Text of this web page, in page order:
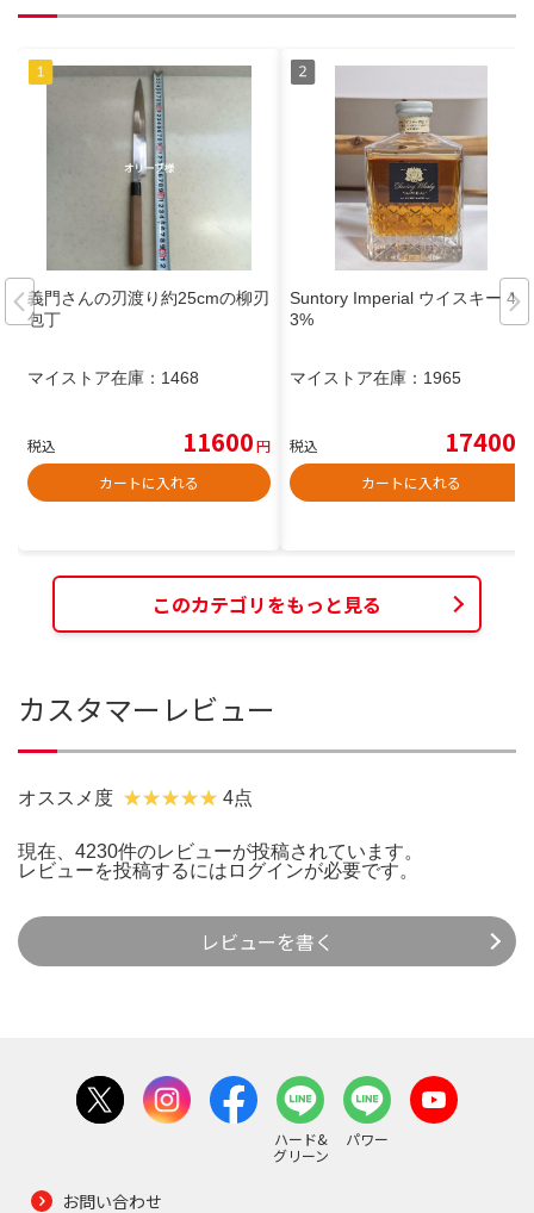
義門さんの刃渡り約25cmの柳刃
包丁
マイストア在庫： 1468
税込 11600円
カートに入れる
Suntory Imperial ウイスキー 4
3%
マイストア在庫： 1965
税込 17400
カートに入れる
このカテゴリをもっと見る
カスタマーレビュー
オススメ度 4点
現在、4230件のレビューが投稿されています。
レビューを投稿するには ログインが必要です。
レビューを書く
ハード&
グリーン
パワー
お問い合わせ